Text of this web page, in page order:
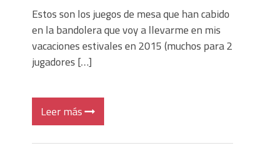
Estos son los juegos de mesa que han cabido
en la bandolera que voy a llevarme en mis
vacaciones estivales en 2015 (muchos para 2
jugadores […]
Leer más